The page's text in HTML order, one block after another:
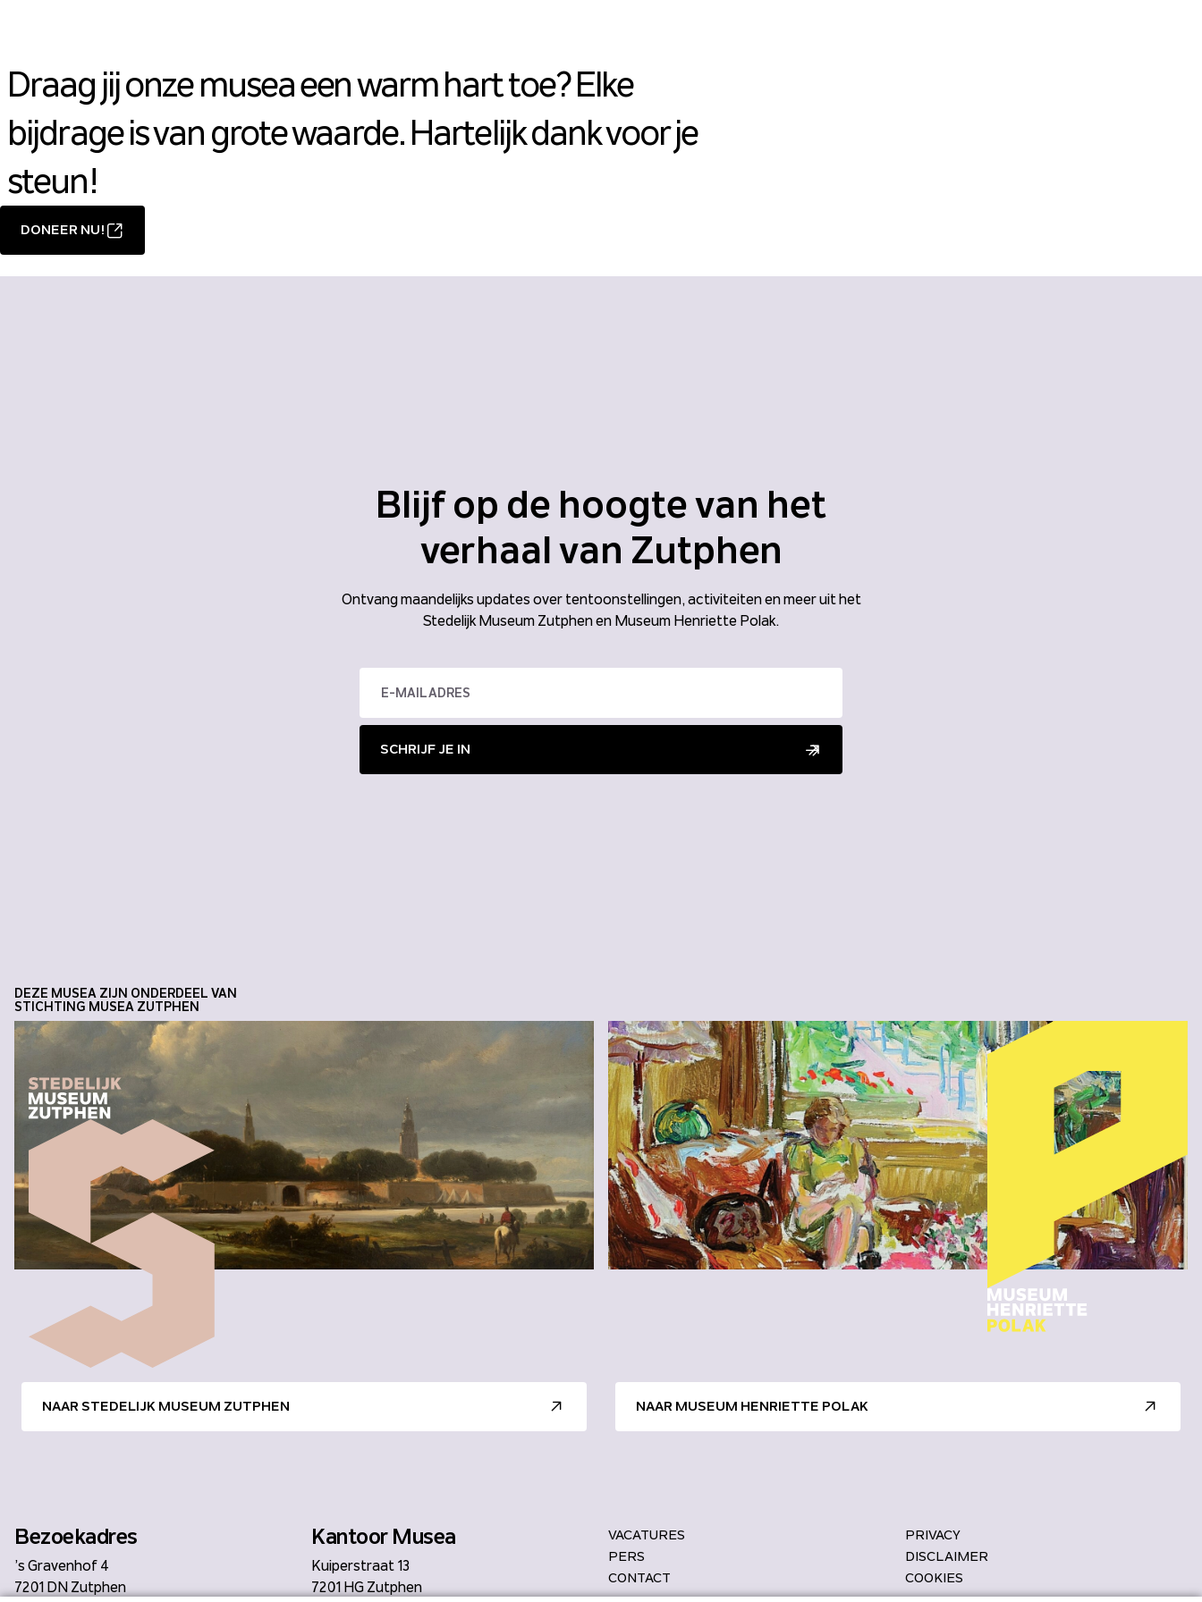
Draag jij onze musea een warm hart toe? Elke
bijdrage is van grote waarde. Hartelijk dank voor je
steun!
DONEER NU!
Blijf op de hoogte van het
verhaal van Zutphen
Ontvang maandelijks updates over tentoonstellingen, activiteiten en meer uit het
Stedelijk Museum Zutphen en Museum Henriette Polak.
SCHRIJF JE IN
DEZE MUSEA ZIJN ONDERDEEL VAN
STICHTING MUSEA ZUTPHEN
NAAR STEDELIJK MUSEUM ZUTPHEN NAAR MUSEUM HENRIETTE POLAK
Bezoekadres
’s Gravenhof 4
7201 DN Zutphen
Kantoor Musea
Kuiperstraat 13
7201 HG Zutphen
VACATURES
PERS
CONTACT
PRIVACY
DISCLAIMER
COOKIES